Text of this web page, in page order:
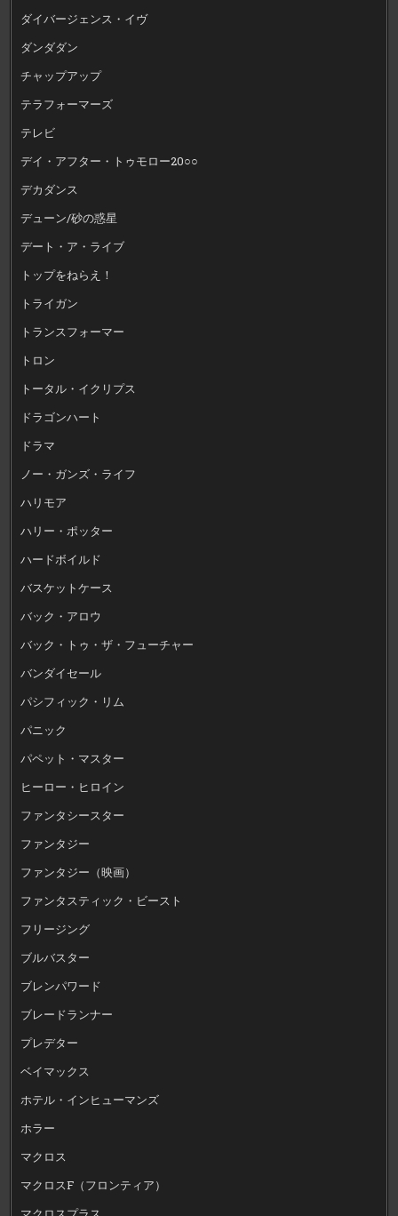
ダイバージェンス・イヴ
ダンダダン
チャップアップ
テラフォーマーズ
テレビ
デイ・アフター・トゥモロー20○○
デカダンス
デューン/砂の惑星
デート・ア・ライブ
トップをねらえ！
トライガン
トランスフォーマー
トロン
トータル・イクリプス
ドラゴンハート
ドラマ
ノー・ガンズ・ライフ
ハリモア
ハリー・ポッター
ハードボイルド
バスケットケース
バック・アロウ
バック・トゥ・ザ・フューチャー
バンダイセール
パシフィック・リム
パニック
パペット・マスター
ヒーロー・ヒロイン
ファンタシースター
ファンタジー
ファンタジー（映画）
ファンタスティック・ビースト
フリージング
ブルバスター
ブレンパワード
ブレードランナー
プレデター
ベイマックス
ホテル・インヒューマンズ
ホラー
マクロス
マクロスF（フロンティア）